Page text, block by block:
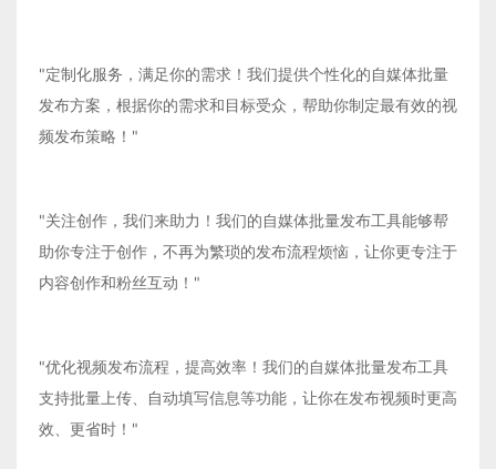
"定制化服务，满足你的需求！我们提供个性化的自媒体批量
发布方案，根据你的需求和目标受众，帮助你制定最有效的视
频发布策略！"
"关注创作，我们来助力！我们的自媒体批量发布工具能够帮
助你专注于创作，不再为繁琐的发布流程烦恼，让你更专注于
内容创作和粉丝互动！"
"优化视频发布流程，提高效率！我们的自媒体批量发布工具
支持批量上传、自动填写信息等功能，让你在发布视频时更高
效、更省时！"